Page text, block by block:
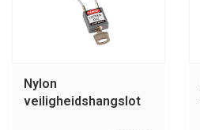
Nylon
veiligheidshangslot